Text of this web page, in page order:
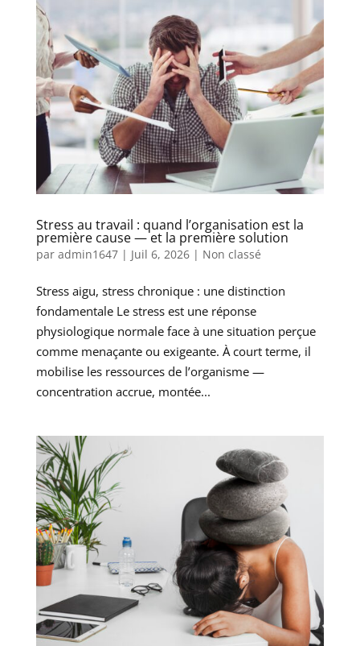
Stress au travail : quand l’organisation est la
première cause — et la première solution
par admin1647| Juil 6, 2026| Non classé
Stress aigu, stress chronique : une distinction
fondamentale Le stress est une réponse
physiologique normale face à une situation perçue
comme menaçante ou exigeante. À court terme, il
mobilise les ressources de l’organisme —
concentration accrue, montée...